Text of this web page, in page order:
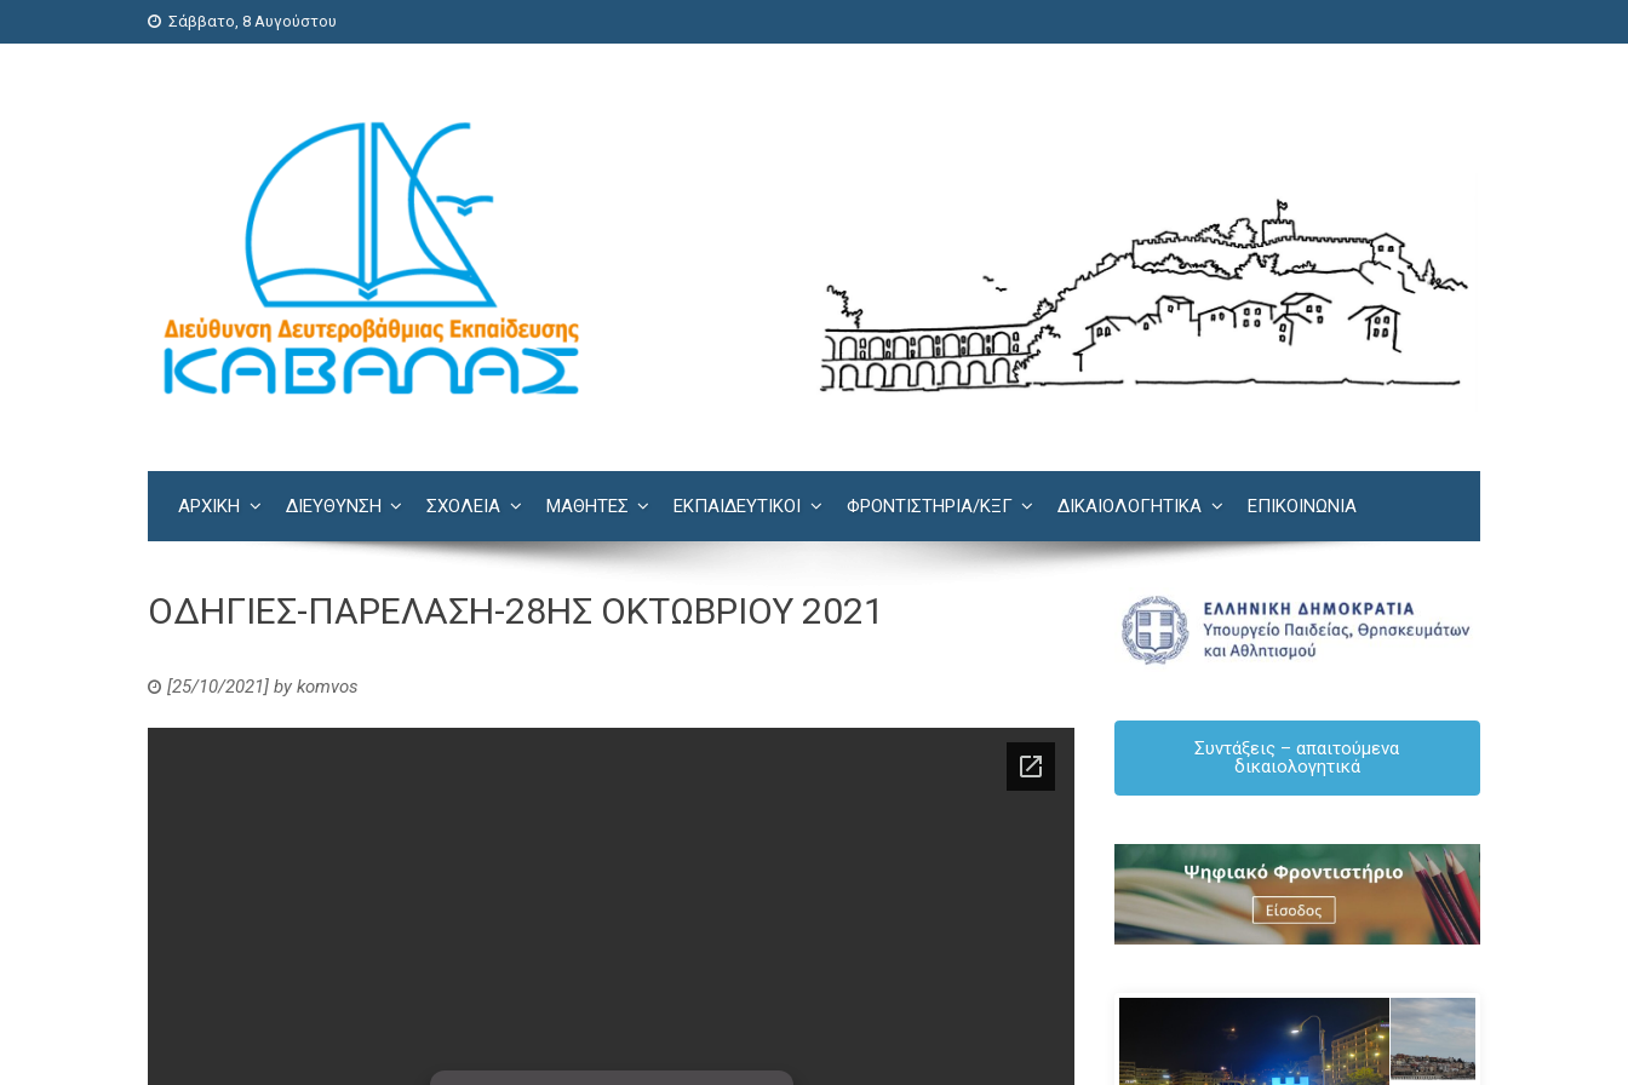
Σάββατο, 8 Αυγούστου
ΑΡΧΙΚΗ ΔΙΕΎΘΥΝΣΗ ΣΧΟΛΕΊΑ ΜΑΘΗΤΕΣ ΕΚΠΑΙΔΕΥΤΙΚΟΙ ΦΡΟΝΤΙΣΤΉΡΙΑ/KΞΓ ΔΙΚΑΙΟΛΟΓΗΤΙΚΆ ΕΠΙΚΟΙΝΩΝΊΑ
ΟΔΗΓΙΕΣ-ΠΑΡΕΛΑΣΗ-28ΗΣ ΟΚΤΩΒΡΙΟΥ 2021
[25/10/2021] by komvos
Συντάξεις – απαιτούμενα
δικαιολογητικά